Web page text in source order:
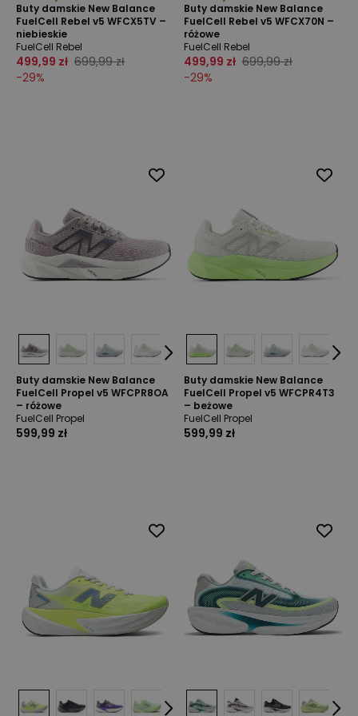
Buty damskie New Balance
FuelCell Rebel v5 WFCX5TV –
niebieskie
FuelCell Rebel
499,99 zł 699,99 zł
-29%
Buty damskie New Balance
FuelCell Rebel v5 WFCX70N –
różowe
FuelCell Rebel
499,99 zł 699,99 zł
-29%
Buty damskie New Balance
FuelCell Propel v5 WFCPR8OA
– różowe
FuelCell Propel
599,99 zł
Buty damskie New Balance
FuelCell Propel v5 WFCPR4T3
– beżowe
FuelCell Propel
599,99 zł